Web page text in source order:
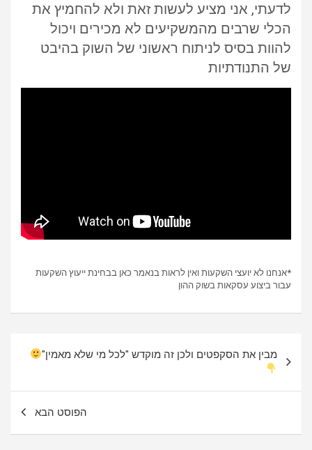
לדעתי, אני מציע לעשות זאת ולא להחמיץ את
הכלי שרבים מהמשקיעים לא מכירים ויכול
להוות בסיס לניתוח ראשוני של השוק בהיבט
של התנודתיות
*אנחנו לא יועצי השקעות ואין לראות בנאמר כאן בבחינת ייעוץ השקעות
עבור ביצוע עסקאות בשוק ההון
מבין את הסקפטים ולכן זה מוקדש "לכל מי שלא מאמין"
הפוסט הבא